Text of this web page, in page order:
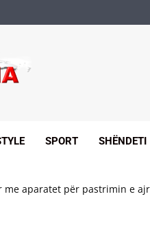
SPORT SHËNDETI
me aparatet për pastrimin e